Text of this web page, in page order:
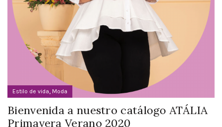
Estilo de vida, Moda
Bienvenida a nuestro catálogo ATÁLIA
Primavera Verano 2020